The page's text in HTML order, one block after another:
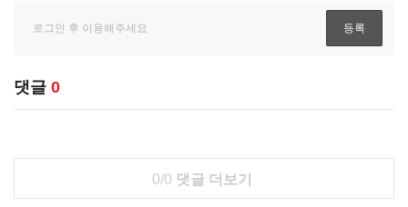
댓글 0
0/0 댓글 더보기